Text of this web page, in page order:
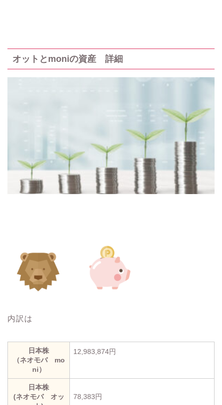
オットとmoniの資産 詳細
内訳は
日本株
（ネオモバ mo
ni）
12,983,874円
日本株
(ネオモバ オッ
78,383円